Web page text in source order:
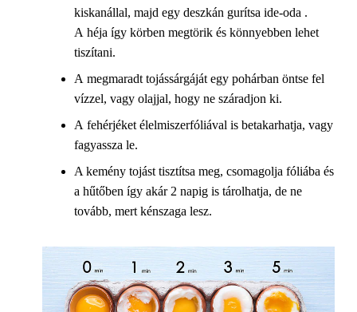
kiskanállal, majd egy deszkán gurítsa ide-oda .
A héja így körben megtörik és könnyebben lehet
tiszítani.
A megmaradt tojássárgáját egy pohárban öntse fel
vízzel, vagy olajjal, hogy ne száradjon ki.
A fehérjéket élelmiszerfóliával is betakarhatja, vagy
fagyassza le.
A kemény tojást tisztítsa meg, csomagolja fóliába és
a hűtőben így akár 2 napig is tárolhatja, de ne
tovább, mert kénszaga lesz.